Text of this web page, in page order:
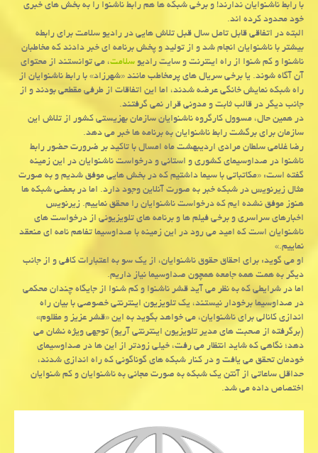
با رابط ناشنوایان ندارند! و برخی شبكه ها هم رابط ناشنوا را به بخش های خبری
خود محدود كرده اند.
البته در اتفاقی قابل تامل سال قبل تلاش هایی در رادیو سلامت برای رابطه
بیشتر با ناشنوایان انجام شد و از تولید و پخش برنامه ای خبر دادند كه مخاطبان
ناشنوا و كم شنوا از راه اینترنت و سایت رادیوسلامت، می توانستند از محتوای
آن آگاه شوند. یا برخی سریال های پرمخاطب مانند «شهرزاد» با رابط ناشنوایان از
راه شبكه نمایش خانگی عرضه شدند، اما این اتفاقات از طرفی مقطعی بودند و از
جانب دیگر در قالب ثابت و مدونی قرار نمی گرفتند.
در همین حال، مسوول كارگروه ناشنوایان سازمان بهزیستی كشور از تلاش این
سازمان برای برگشت رابط ناشنوایان به برنامه ها خبر می دهد.
رضا غلامی سلطان مرادی اردیبهشت ماه امسال با تاكید بر ضرورت حضور رابط
ناشنوا در صداوسیمای كشوری و استانی و درخواست ناشنوایان در این زمینه
گفته است: «مكاتباتی با سیما داشتیم كه در بخش هایی موفق شدیم و به صورت
مثال زیرنویس در شبكه خبر به صورت آنلاین وجود دارد. اما در بعضی شبكه ها
هنوز موفق نشده ایم كه درخواست ناشنوایان را محقق نماییم. زیرنویس
اخبارهای سراسری و برخی فیلم ها و برنامه های تلویزیونی از درخواست های
ناشنوایان است كه امید می رود در این زمینه با صداوسیما تفاهم نامه ای منعقد
نماییم.»
او می گوید: برای احقاق حقوق ناشنوایان، از یك سو به اعتبارات كافی و از جانب
دیگر به همت همه جامعه همچون صداوسیما نیاز داریم.
اما در شرایطی كه به نظر می آید قشر ناشنوا و كم شنوا از جایگاه چندان محكمی
در صداوسیما برخودار نیستند، یك تلویزیون اینترنتی خصوصی با بیان راه
اندازی كانالی برای ناشنوایان، می خواهد بگوید به این «قشر عزیز و مظلوم»
(برگرفته از صحبت های مدیر تلویزیون اینترنتی آریو) توجهی ویژه نشان می
دهد؛ نگاهی كه شاید انتظار می رفت، خیلی زودتر از این ها در صداوسیمای
خودمان تحقق می یافت و در كنار شبكه های گوناگونی كه راه اندازی شدند،
حداقل ساعاتی از آنتن یك شبكه به صورت مجانی به ناشنوایان و كم شنوایان
اختصاص داده می شد.